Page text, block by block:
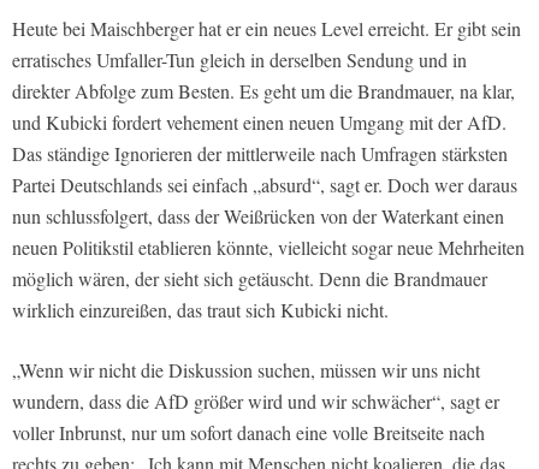
Heute bei Maischberger hat er ein neues Level erreicht. Er gibt sein
erratisches Umfaller-Tun gleich in derselben Sendung und in
direkter Abfolge zum Besten. Es geht um die Brandmauer, na klar,
und Kubicki fordert vehement einen neuen Umgang mit der AfD.
Das ständige Ignorieren der mittlerweile nach Umfragen stärksten
Partei Deutschlands sei einfach „absurd“, sagt er. Doch wer daraus
nun schlussfolgert, dass der Weißrücken von der Waterkant einen
neuen Politikstil etablieren könnte, vielleicht sogar neue Mehrheiten
möglich wären, der sieht sich getäuscht. Denn die Brandmauer
wirklich einzureißen, das traut sich Kubicki nicht.
„Wenn wir nicht die Diskussion suchen, müssen wir uns nicht
wundern, dass die AfD größer wird und wir schwächer“, sagt er
voller Inbrunst, nur um sofort danach eine volle Breitseite nach
rechts zu geben: „Ich kann mit Menschen nicht koalieren, die das